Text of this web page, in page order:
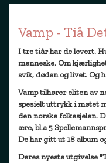
Vamp - Tiå
I tre tiår har de levert.
menneske. Om
svik, døden og livet. Og
Vamp tilhører eliten av
spesielt uttrykk i møtet
den norske folkesjelen.
ære, bl.a 5
De har gitt ut 18 album
Deres nyeste utgivelse